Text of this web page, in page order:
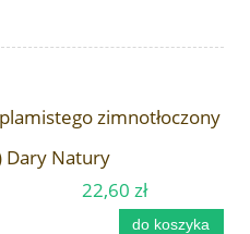
zimnotłoczony
Dary Natury
22,60 zł
do koszyka